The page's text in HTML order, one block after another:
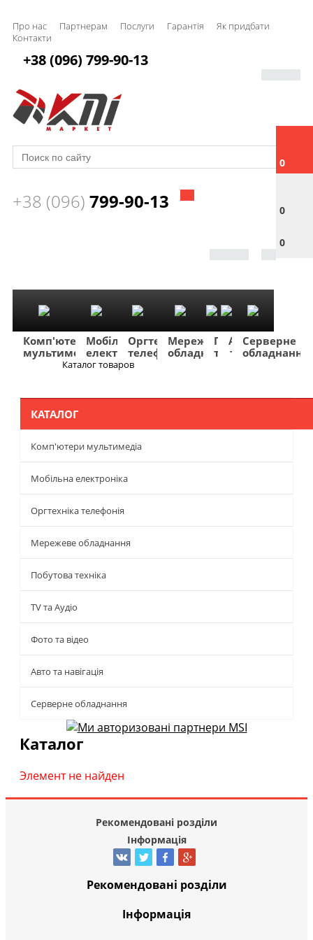
Про нас Партнерам Послуги Гарантія
Як придбати
Контакти
0
0
0
+38 (096) 799-90-13
+38 (096) 799-90-13
Комп'ютери
мультимедіа
Мобільна
електроніка
Оргтехніка
телефонія
Мережеве
обладнання
Побутова
техніка
TV
та
Фото
та
Авто
та
Серверне
обладнання
Каталог товаров
КАТАЛОГ
Комп'ютери мультимедіа
Мобільна електроніка
Оргтехніка телефонія
Мережеве обладнання
Побутова техніка
TV та Аудіо
Фото та відео
Авто та навігація
Серверне обладнання
Каталог
Элемент не найден
Рекомендовані розділи
Інформація
Рекомендовані розділи
Інформація